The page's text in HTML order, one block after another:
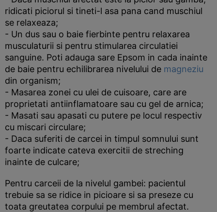
ridicati piciorul si tineti-l asa pana cand muschiul
se relaxeaza;
- Un dus sau o baie fierbinte pentru relaxarea
musculaturii si pentru stimularea circulatiei
sanguine. Poti adauga sare Epsom in cada inainte
de baie pentru echilibrarea nivelului de magneziu
din organism;
- Masarea zonei cu ulei de cuisoare, care are
proprietati antiinflamatoare sau cu gel de arnica;
- Masati sau apasati cu putere pe locul respectiv
cu miscari circulare;
- Daca suferiti de carcei in timpul somnului sunt
foarte indicate cateva exercitii de streching
inainte de culcare;
Pentru carceii de la nivelul gambei: pacientul
trebuie sa se ridice in picioare si sa preseze cu
toata greutatea corpului pe membrul afectat.